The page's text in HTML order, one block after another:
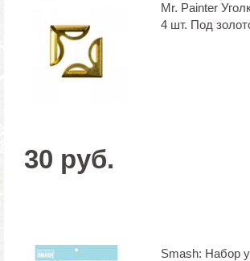
Mr. Painter
4 шт. Под
30 руб.
Smash: Набор